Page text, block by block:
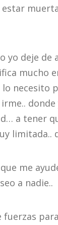
yo deje de
mucho
necesito
a tener
limitada..
me
a nadie..
fuerzas